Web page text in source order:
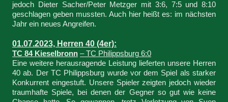
jedoch Dieter Sacher/Peter Metzger mit 3:6, 7:5 und 8:10
geschlagen geben mussten. Auch hier heißt es: im nächsten
Jahr ein neues Angreifen.
01.07.2023, Herren 40 (4er):
TC 84 Kieselbronn – TC Philippsburg 6:0
Eine weitere herausragende Leistung lieferten unsere Herren
40 ab. Der TC Philippsburg wurde vor dem Spiel als starker
Konkurrent eingestuft. Unsere Spieler zeigten jedoch wieder
traumhafte Spiele, bei denen der Gegner so gut wie keine